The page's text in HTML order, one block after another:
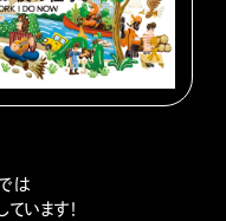
は
います！